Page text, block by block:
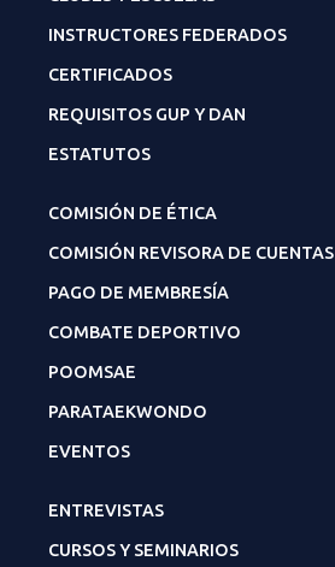
INSTRUCTORES FEDERADOS
CERTIFICADOS
REQUISITOS GUP Y DAN
ESTATUTOS
COMISIÓN DE ÉTICA
COMISIÓN REVISORA DE CUENTAS
PAGO DE MEMBRESÍA
COMBATE DEPORTIVO
POOMSAE
PARATAEKWONDO
EVENTOS
ENTREVISTAS
CURSOS Y SEMINARIOS